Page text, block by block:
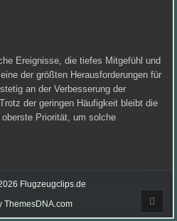
Ereignisse, die tiefes Mitgefühl und
der größten Herausforderungen für
an der Verbesserung der
der geringen Häufigkeit bleibt die
Priorität, um solche
Flugzeugclips.de
ThemesDNA.com